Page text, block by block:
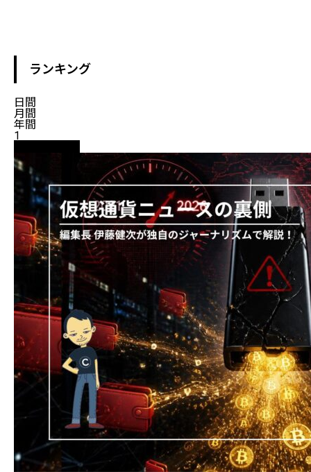
ランキング
日間
月間
年間
1